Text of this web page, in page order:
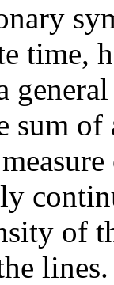
time,
sum
of
lines.